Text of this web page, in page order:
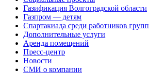
Газификация Волгоградской области
Газпром — детям
Спартакиада среди работников
Дополнительные услуги
Аренда помещений
Пресс-центр
Новости
СМИ о компании